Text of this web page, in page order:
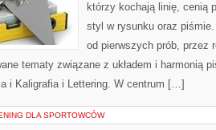
którzy kochają linię, cenią
styl w rysunku oraz
od pierwszych prób, przez
tematy związane z układem i harmonią
i Kaligrafia i Lettering. W centrum […]
DLA SPORTOWCÓW